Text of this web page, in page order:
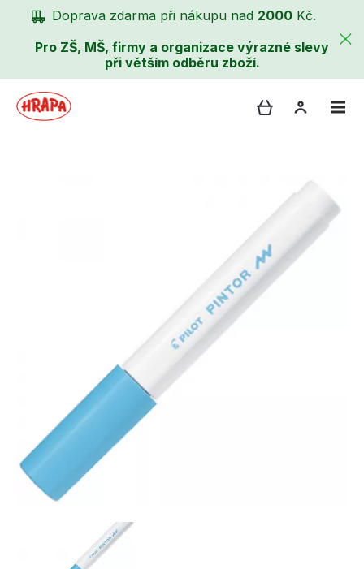
Doprava zdarma při nákupu nad 2000 Kč.
Pro ZŠ, MŠ, firmy a organizace výrazné slevy
při větším odběru zboží.